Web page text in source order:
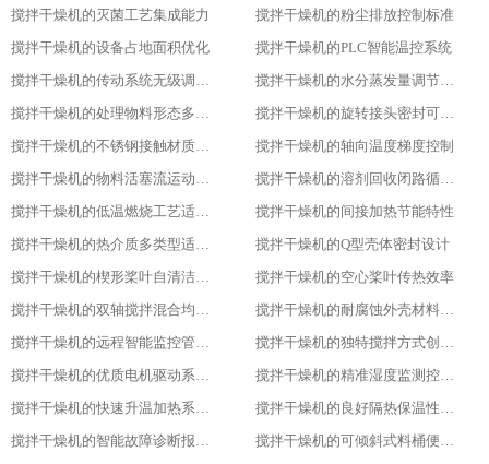
搅拌干燥机的灭菌工艺集成能力
搅拌干燥机的粉尘排放控制标准
搅拌干燥机的设备占地面积优化
搅拌干燥机的PLC智能温控系统
搅拌干燥机的传动系统无级调速功能
搅拌干燥机的水分蒸发量调节能力
搅拌干燥机的处理物料形态多样性
搅拌干燥机的旋转接头密封可靠性
搅拌干燥机的不锈钢接触材质防腐性
搅拌干燥机的轴向温度梯度控制
搅拌干燥机的物料活塞流运动特性
搅拌干燥机的溶剂回收闭路循环系统
搅拌干燥机的低温燃烧工艺适用性
搅拌干燥机的间接加热节能特性
搅拌干燥机的热介质多类型适配性
搅拌干燥机的Q型壳体密封设计
搅拌干燥机的楔形桨叶自清洁功能
搅拌干燥机的空心桨叶传热效率
搅拌干燥机的双轴搅拌混合均匀性
搅拌干燥机的耐腐蚀外壳材料选用
搅拌干燥机的远程智能监控管理能力
搅拌干燥机的独特搅拌方式创新设计
搅拌干燥机的优质电机驱动系统稳定性
搅拌干燥机的精准湿度监测控制功能
搅拌干燥机的快速升温加热系统优势
搅拌干燥机的良好隔热保温性能特点
搅拌干燥机的智能故障诊断报警系统
搅拌干燥机的可倾斜式料桶便利设计亮点